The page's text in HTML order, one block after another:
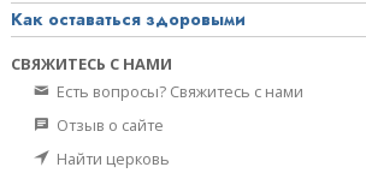
Как оставаться здоровыми
СВЯЖИТЕСЬ С НАМИ
Есть вопросы? Свяжитесь с нами
Отзыв о сайте
Найти церковь